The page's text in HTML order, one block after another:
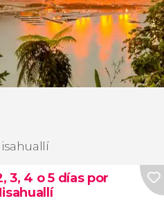
3, 4 o 5 días por